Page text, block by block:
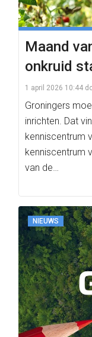
Maand
onkruid
1 april 2026 10:44
Groningers
inrichten. Dat
kenniscentrum
kenniscentrum
van de…
NIEUWS